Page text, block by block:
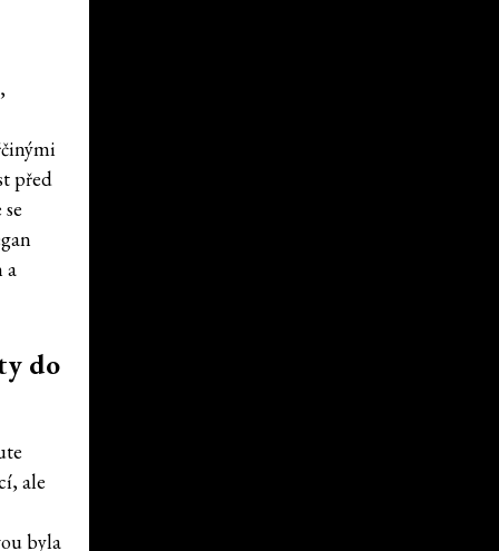
před
a
do
ale
byla